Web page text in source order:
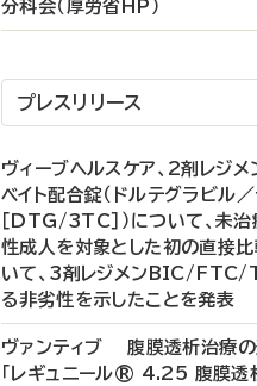
分科会（厚労省HP）
プレスリリース
ヴィーブヘルスケア、2剤レジメ
ベイト配合錠（ドルテグラビル
［DTG/3TC］）について、未
性成人を対象とした初の直接
いて、3剤レジメンBIC/FTC/
る非劣性を示したことを発表
ヴァンティブ 腹膜透析治療
「レギュニール® 4.25 腹膜透